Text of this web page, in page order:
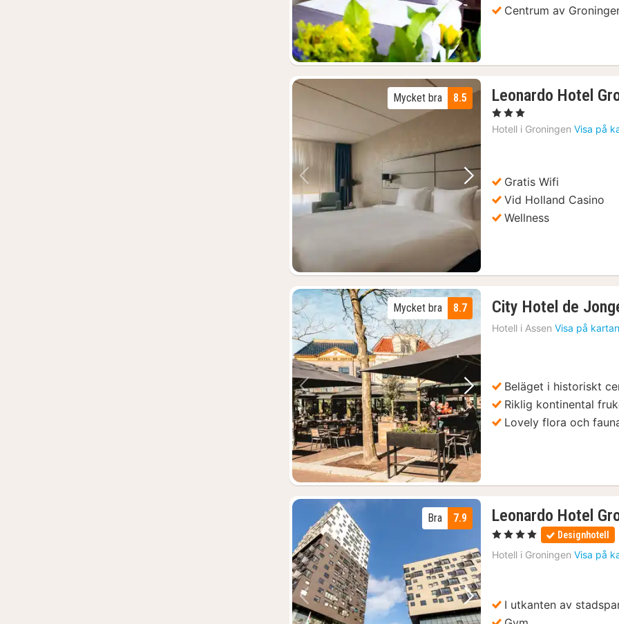
Centrum av
Föregående bild Nästa bild
8.5
Mycket bra Leonardo Hotel
, 3 Stjärnor
Hotell i Groningen Visa på
Gratis Wifi
Vid Holland Casino
Wellness
Föregående bild Nästa bild
8.7
Mycket bra City Hotel de
Hotell i Assen Visa på kartan
Beläget i historiskt
Riklig kontinental
Lovely flora och
Föregående bild Nästa bild
7.9
Bra Leonardo Hotel
, 4 Stjärnor Designhotell
Hotell i Groningen Visa på
I utkanten av